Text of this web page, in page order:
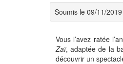
Soumis le 09/11/
Vous l’avez ratée
Zaï, adaptée de la
découvrir un